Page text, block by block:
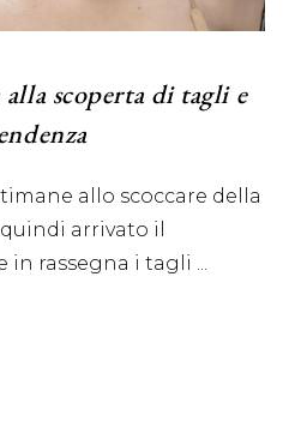
scoperta di tagli e
allo scoccare della
arrivato il
in rassegna i tagli